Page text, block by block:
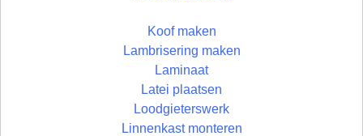
Koof maken
Lambrisering maken
Laminaat
Latei plaatsen
Loodgieterswerk
Linnenkast monteren